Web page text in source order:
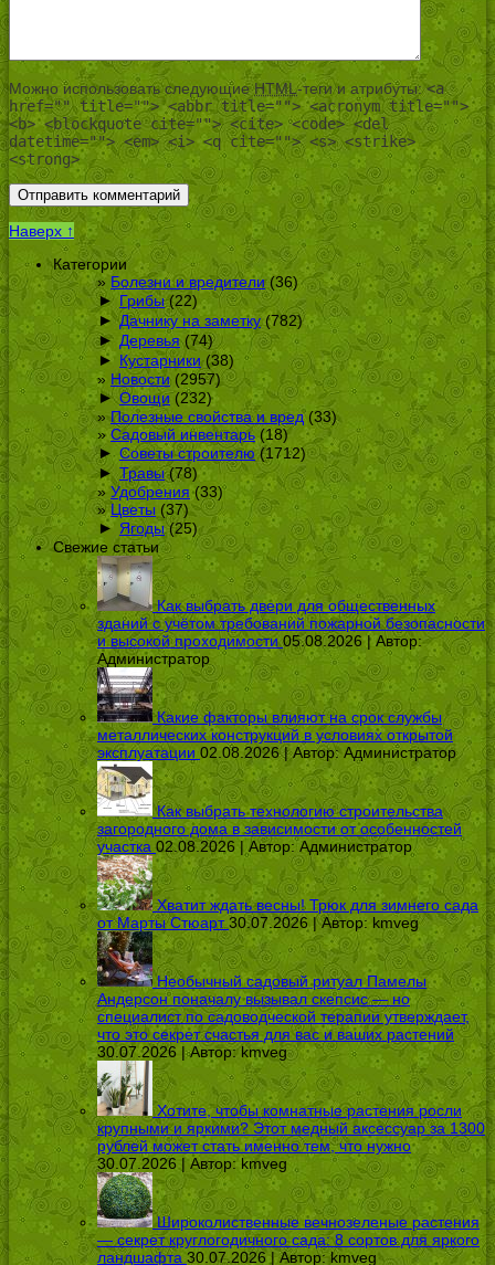
Можно использовать следующиеHTML-теги и атрибуты:<a
href="" title=""> <abbr title=""> <acronym title="">
<b> <blockquote cite=""> <cite> <code> <del
datetime=""> <em> <i> <q cite=""> <s> <strike>
<strong>
Наверх ↑
Категории
Болезни и вредители(36)
► Грибы(22)
► Дачнику на заметку (782)
► Деревья(74)
► Кустарники (38)
Новости(2957)
► Овощи(232)
Полезные свойства и вред(33)
Садовый инвентарь(18)
► Советы строителю(1712)
► Травы(78)
Удобрения(33)
Цветы (37)
► Ягоды(25)
Свежие статьи
Как выбрать двери для общественных
зданий с учётом требований пожарной безопасности
и высокой проходимости 05.08.2026 | Автор:
Администратор
Какие факторы влияют на срок службы
металлических конструкций в условиях открытой
эксплуатации 02.08.2026 | Автор:Администратор
Как выбрать технологию строительства
загородного дома в зависимости от особенностей
участка 02.08.2026 | Автор:Администратор
Хватит ждать весны! Трюк для зимнего сада
от Марты Стюарт 30.07.2026 | Автор: kmveg
Необычный садовый ритуал Памелы
Андерсон поначалу вызывал скепсис — но
специалист по садоводческой терапии утверждает,
что это секрет счастья для вас и ваших растений
30.07.2026 | Автор:kmveg
Хотите, чтобы комнатные растения росли
крупными и яркими? Этот медный аксессуар за 1300
рублей может стать именно тем, что нужно
30.07.2026 | Автор:kmveg
Широколиственные вечнозеленые растения
— секрет круглогодичного сада: 8 сортов для яркого
ландшафта 30.07.2026 | Автор:kmveg